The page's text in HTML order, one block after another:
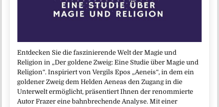
Entdecken Sie die faszinierende Welt der Magie und
Religion in „Der goldene Zweig: Eine Studie über Magie und
Religion“. Inspiriert von Vergils Epos „Aeneis“, in dem ein
goldener Zweig dem Helden Aeneas den Zugang in die
Unterwelt ermöglicht, präsentiert Ihnen der renommierte
Autor Frazer eine bahnbrechende Analyse. Mit einer